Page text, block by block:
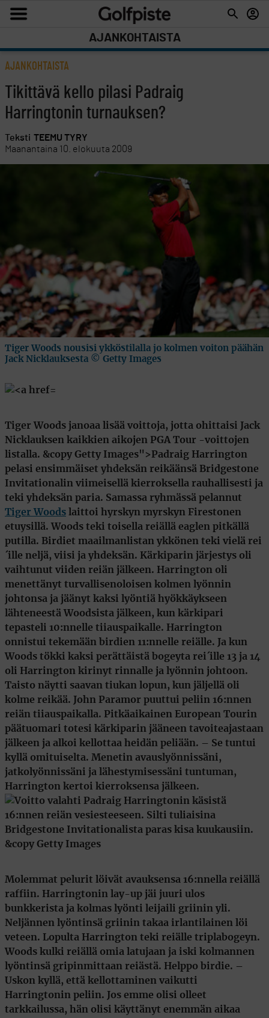
AJANKOHTAISTA
AJANKOHTAISTA
Tikittävä kello pilasi Padraig
Harringtonin turnauksen?
Teksti TEEMU TYRY
Maanantaina 10. elokuuta 2009
Tiger Woods nousisi ykköstilalla jo kolmen voiton päähän
Jack Nicklauksesta © Getty Images
Tiger Woods janoaa lisää voittoja, jotta ohittaisi Jack
Nicklauksen kaikkien aikojen PGA Tour -voittojen
listalla. &copy Getty Images"> Padraig Harrington
pelasi ensimmäiset yhdeksän reikäänsä Bridgestone
Invitationalin viimeisellä kierroksella rauhallisesti ja
teki yhdeksän paria. Samassa ryhmässä pelannut
Tiger Woods laittoi hyrskyn myrskyn Firestonen
etuysillä. Woods teki toisella reiällä eaglen pitkällä
putilla. Birdiet maailmanlistan ykkönen teki vielä rei
´ille neljä, viisi ja yhdeksän. Kärkiparin järjestys oli
vaihtunut viiden reiän jälkeen. Harrington oli
menettänyt turvallisenoloisen kolmen lyönnin
johtonsa ja jäänyt kaksi lyöntiä hyökkäykseen
lähteneestä Woodsista jälkeen, kun kärkipari
tepasteli 10:nnelle tiiauspaikalle. Harrington
onnistui tekemään birdien 11:nnelle reiälle. Ja kun
Woods tökki kaksi perättäistä bogeyta rei´ille 13 ja 14
oli Harrington kirinyt rinnalle ja lyönnin johtoon.
Taisto näytti saavan tiukan lopun, kun jäljellä oli
kolme reikää.
John Paramor puuttui peliin 16:nnen
reiän tiiauspaikalla. Pitkäaikainen European Tourin
päätuomari totesi kärkiparin jääneen tavoiteajastaan
jälkeen ja alkoi kellottaa heidän peliään. – Se tuntui
kyllä omituiselta. Menetin avauslyönnissäni,
jatkolyönnissäni ja lähestymisessäni tuntuman,
Harrington kertoi kierroksensa jälkeen.
Molemmat pelurit löivät avauksensa 16:nnella reiällä
raffiin. Harringtonin lay-up jäi juuri ulos
bunkkerista ja kolmas lyönti leijaili griinin yli.
Neljännen lyöntinsä griinin takaa irlantilainen löi
veteen. Lopulta Harrington teki reiälle triplabogeyn.
Woods kulki reiällä omia latujaan ja iski kolmannen
lyöntinsä gripinmittaan reiästä. Helppo birdie. –
Uskon kyllä, että kellottaminen vaikutti
Harringtonin peliin. Jos emme olisi olleet
tarkkailussa, hän olisi käyttänyt enemmän aikaa